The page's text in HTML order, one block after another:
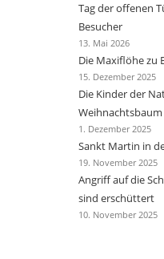
Tag der offenen
Besucher
13. Mai 2026
Die Maxiflöhe zu
15. Dezember 2025
Die Kinder der
Weihnachtsbaum
1. Dezember 2025
Sankt Martin in
19. November 2025
Angriff auf die
sind erschüttert
10. November 2025